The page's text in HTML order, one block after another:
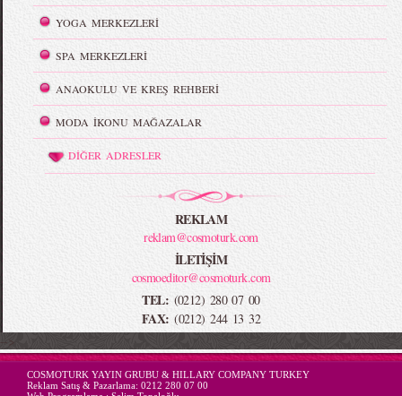
YOGA MERKEZLERİ
SPA MERKEZLERİ
ANAOKULU VE KREŞ REHBERİ
MODA İKONU MAĞAZALAR
DİĞER ADRESLER
REKLAM
reklam@cosmoturk.com
İLETİŞİM
cosmoeditor@cosmoturk.com
TEL: (0212) 280 07 00
FAX: (0212) 244 13 32
-->
COSMOTURK YAYIN GRUBU & HILLARY COMPANY TURKEY
Reklam Satış & Pazarlama: 0212 280 07 00